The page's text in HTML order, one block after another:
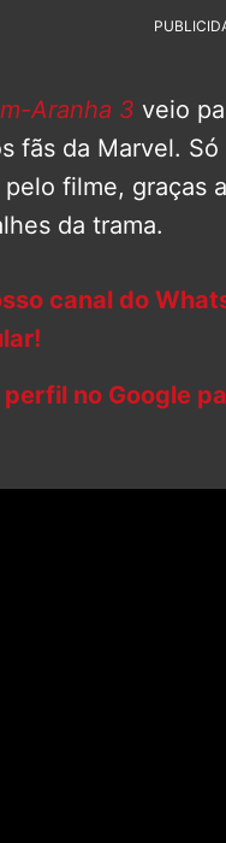
Aranha 3 veio
fãs da Marvel.
filme, graças
da trama.
canal do
perfil no Google